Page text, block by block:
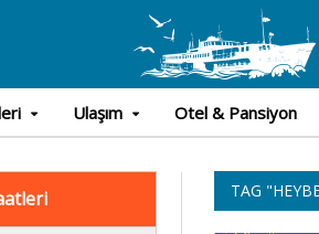
Ulaşım Otel & Pansiyon
TAG